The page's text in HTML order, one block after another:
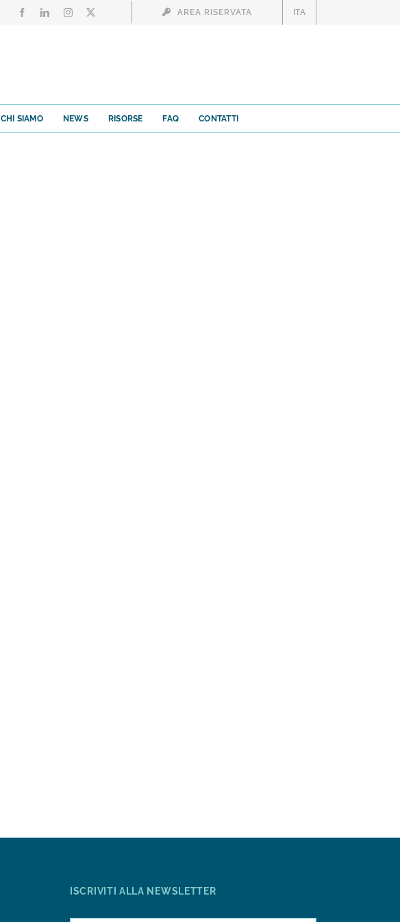
AREA RISERVATA ITA
CHI SIAMO NEWS RISORSE FAQ CONTATTI
ISCRIVITI ALLA NEWSLETTER